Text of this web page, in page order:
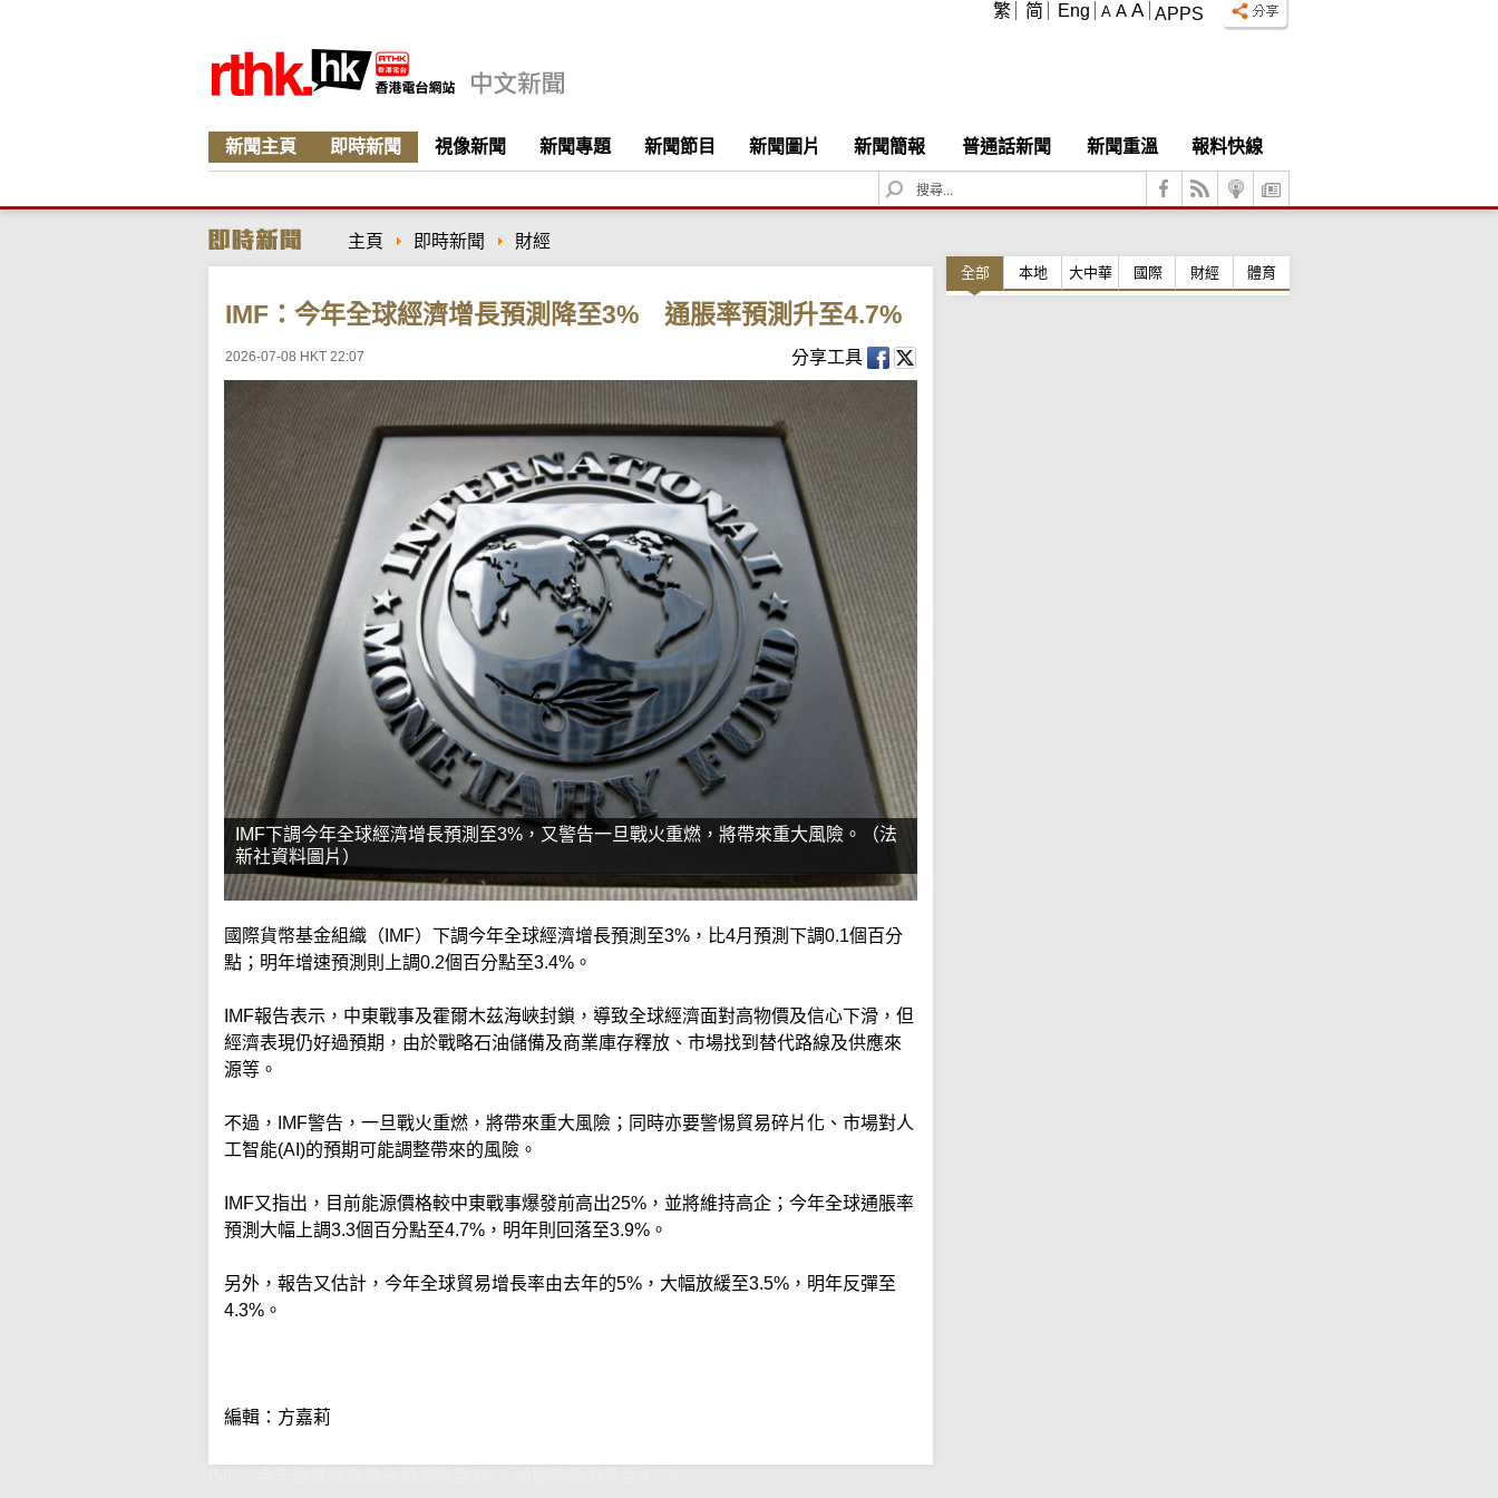
APPS
A A A
繁 简 Eng
新聞主頁 即時新聞 視像新聞 新聞專題 新聞節目 新聞圖片 新聞簡報 普通話新聞 新聞重溫
報料快線
S
e
c
主頁 即時新聞 財經
IMF：今年全球經濟增長預測降至3% 通脹率預測升至4.7%
2026-07-08 HKT 22:07 分享工具
IMF下調今年全球經濟增長預測至3%，又警告一旦戰火重燃，將帶來重大風險。（法
新社資料圖片）
國際貨幣基金組織（IMF）下調今年全球經濟增長預測至3%，比4月預測下調0.1個百分
點；明年增速預測則上調0.2個百分點至3.4%。
IMF報告表示，中東戰事及霍爾木茲海峽封鎖，導致全球經濟面對高物價及信心下滑，但
經濟表現仍好過預期，由於戰略石油儲備及商業庫存釋放、市場找到替代路線及供應來
源等。
不過，IMF警告，一旦戰火重燃，將帶來重大風險；同時亦要警惕貿易碎片化、市場對人
工智能(AI)的預期可能調整帶來的風險。
IMF又指出，目前能源價格較中東戰事爆發前高出25%，並將維持高企；今年全球通脹率
預測大幅上調3.3個百分點至4.7%，明年則回落至3.9%。
另外，報告又估計，今年全球貿易增長率由去年的5%，大幅放緩至3.5%，明年反彈至
4.3%。
編輯：方嘉莉
全部 本地 大中華 國際 財經 體育